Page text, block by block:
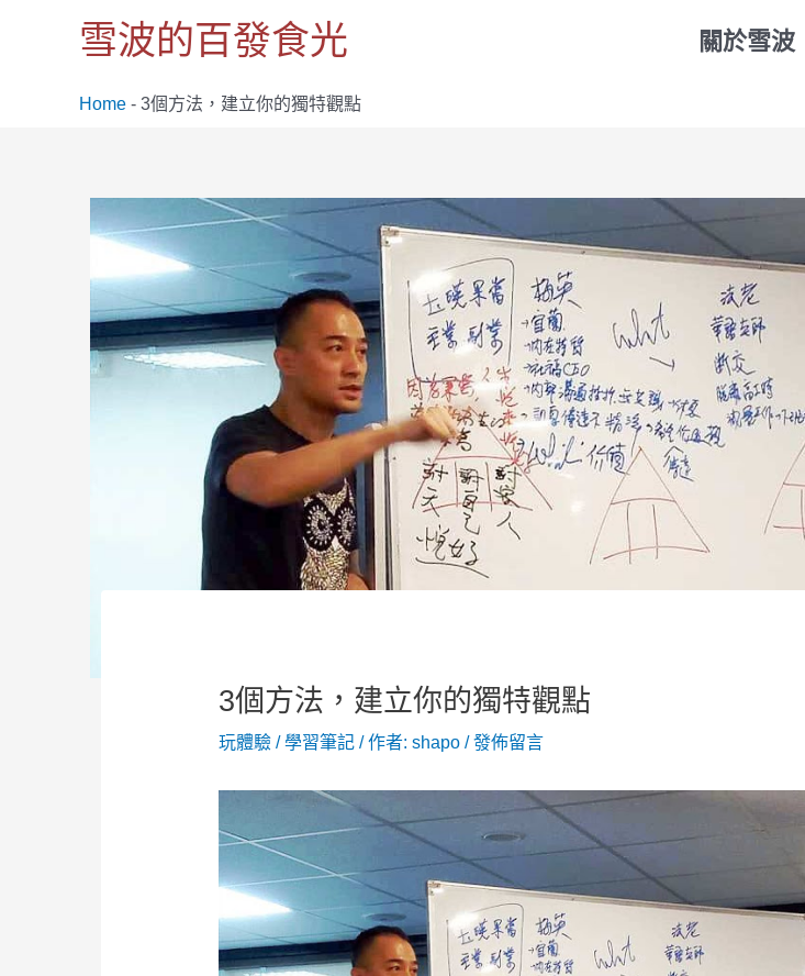
雪波的百發食光 關於雪波
Home - 3個方法，建立你的獨特觀點
3個方法，建立你的獨特觀點
玩體驗/學習筆記/ 作者: shapo /發佈留言
navigation